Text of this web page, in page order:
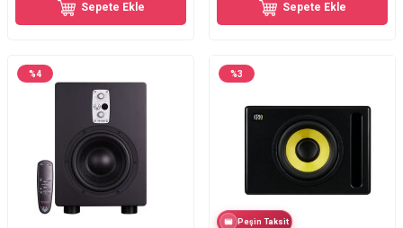
Sepete Ekle Sepete Ekle
%4 %3
Peşin Taksit